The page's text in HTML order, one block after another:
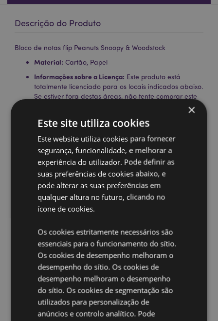
Descrição do Produto
Bloco de notas flip Peanuts Snoopy & Woodstock
Material: Cartão, Papel
Informações sobre a Licença: Este produto está
totalmente licenciado para os locais indicados abaixo.
Se estiver fora destas áreas, não tente comprar este
produto, pois, se o fizer, o produto será removido da
sua encomenda. Se precisar de mais informações,
contacte a nossa equipa de atendimento ao cliente.
License Territories:
Ilhas Aland, Albânia, Armênia,
Áustria, Azerbaijão, Açores (Portugal), Ilhas Baleares
(Espanha), Bélgica, Bermudas, Bósnia e Herzegovina,
Bulgária, Ilhas Canárias (Espanha), Ceuta e Melilha,
Córsega (França), Croácia, Chipre, República Tcheca,
Dinamarca, Estônia, Finlândia (Continental), França
(Continental), Guiana Francesa, Geórgia, Alemanha,
Gibraltar, Grécia, Guadalupe, Guernsey (Ilhas do
Canal), Santa Sé (Cidade do Vaticano), Hungria,
(Continental), Jersey (Ilhas do Canal), Cazaquistão,
Quirguistão, Letônia, Liechtenstein, Lituânia,
Luxemburgo, Macedônia do Norte, Madeira
(Portugal), Malta, Martinica, Mayotte, Moldávia,
Mônaco, Montenegro, Países Baixos, Noruega,
Polônia, Portugal (Continental), Reunião, Romênia, São
Martinho (parte francesa), San Marino, Sérvia, Sicília
(Itália), Eslováquia, Eslovênia, Espanha (Continental),
Suécia, Suíça, Tajiquistão, Turquia, Ucrânia, Reino
×
Este site utiliza cookies
Este website utiliza cookies para fornecer
segurança, funcionalidade, e melhorar a
experiência do utilizador. Pode definir as
suas preferências de cookies abaixo, e
pode alterar as suas preferências em
qualquer altura no futuro, clicando no
ícone de cookies.
Os cookies estritamente necessários são
essenciais para o funcionamento do sítio.
Os cookies de desempenho melhoram o
desempenho do sítio. Os cookies de
desempenho melhoram o desempenho
do sítio. Os cookies de segmentação são
utilizados para personalização de
anúncios e controlo analítico. Pode